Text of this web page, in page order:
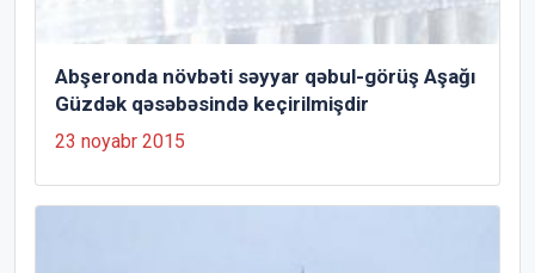
Abşeronda növbəti səyyar qəbul-görüş Aşağı
Güzdək qəsəbəsində keçirilmişdir
23 noyabr 2015